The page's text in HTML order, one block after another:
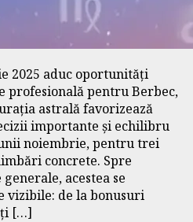
2025 aduc oportunități
profesională pentru Berbec,
astrală favorizează
importante și echilibru
noiembrie, pentru trei
concrete. Spre
acestea se
vizibile: de la bonusuri
[…]